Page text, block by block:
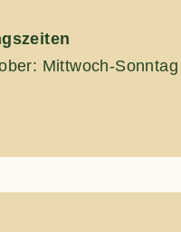
Mittwoch-Sonntag